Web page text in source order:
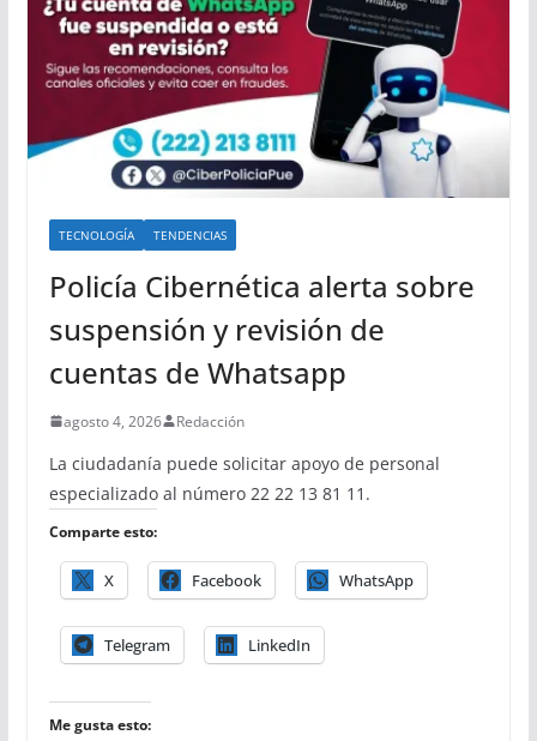
TECNOLOGÍA TENDENCIAS
Policía Cibernética alerta sobre
suspensión y revisión de
cuentas de Whatsapp
agosto 4, 2026 Redacción
La ciudadanía puede solicitar apoyo de personal
especializado al número 22 22 13 81 11.
Comparte esto:
X Facebook WhatsApp
Telegram LinkedIn
Me gusta esto: